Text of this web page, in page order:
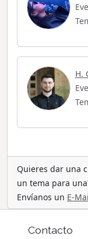
H.
Quieres dar una
un tema para
Envíanos un E-
Contacto